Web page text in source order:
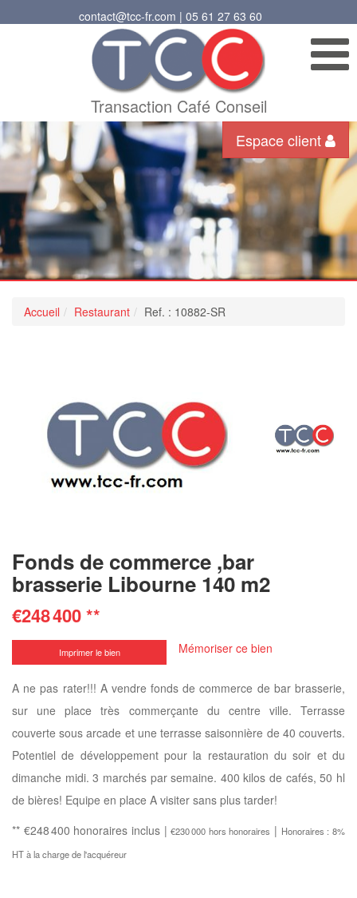
contact@tcc-fr.com | 05 61 27 63 60
Transaction Café Conseil
Espace client
Accueil Restaurant Ref. : 10882-SR
Fonds de commerce ,bar
brasserie Libourne 140 m2
€248 400**
Imprimer le bien Mémoriser ce bien
A ne pas rater!!! A vendre fonds de commerce de bar brasserie,
sur une place très commerçante du centre ville. Terrasse
couverte sous arcade et une terrasse saisonnière de 40 couverts.
Potentiel de développement pour la restauration du soir et du
dimanche midi. 3 marchés par semaine. 400 kilos de cafés, 50 hl
de bières! Equipe en place A visiter sans plus tarder!
** €248 400 honoraires inclus |€230 000 hors honoraires | Honoraires : 8%
HT à la charge de l'acquéreur